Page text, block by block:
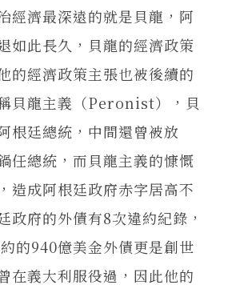
經濟最深遠的就是貝龍，阿
如此長久，貝龍的經濟政策
的經濟政策主張也被後續的
貝龍主義（Peronist），貝
根廷總統，中間還曾被放
任總統，而貝龍主義的慷慨
造成阿根廷政府赤字居高不
政府的外債有8次違約紀錄，
的940億美金外債更是創世
在義大利服役過，因此他的